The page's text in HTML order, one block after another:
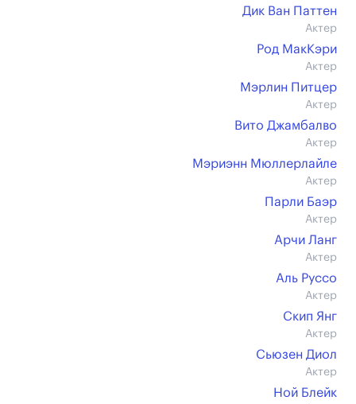
Дик Ван Паттен
Актер
Род МакКэри
Актер
Мэрлин Питцер
Актер
Вито Джамбалво
Актер
Мэриэнн Мюллерлайле
Актер
Парли Баэр
Актер
Арчи Ланг
Актер
Аль Руссо
Актер
Скип Янг
Актер
Сьюзен Диол
Актер
Ной Блейк